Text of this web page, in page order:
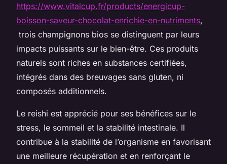
https://www.vitalcup.fr/products/energicup-
boisson-saveur-chocolat-enrichie-en-nutriments,
trois champignons bios se distinguent par leurs
impacts puissants sur le bien-être. Ces produits
naturels sont riches en substances certifiées,
intégrés dans des breuvages sans gluten, ni
composés additionnels.
Le reishi est apprécié pour ses bénéfices sur le
stress, le sommeil et la stabilité intestinale. Il
contribue à la stabilité de l’organisme en favorisant
une meilleure récupération et en renforçant le